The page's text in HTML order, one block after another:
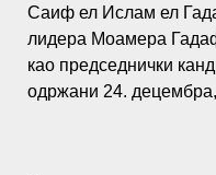
Саиф ел Ислам ел
лидера Моамера
као председнички
одржани 24. децембра,